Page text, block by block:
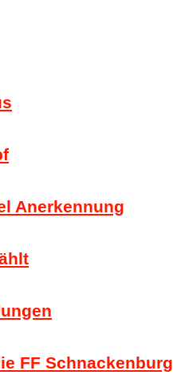
Anerkennung
FF Schnackenburg